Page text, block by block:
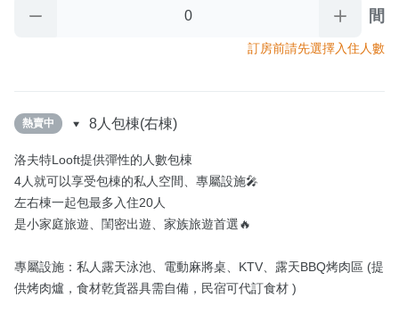
間
訂房前請先選擇入住人數
熱賣中 8人包棟(右棟)
洛夫特Looft提供彈性的人數包棟
4人就可以享受包棟的私人空間、專屬設施🎤
左右棟一起包最多入住20人
是小家庭旅遊、閨密出遊、家族旅遊首選🔥
專屬設施：私人露天泳池、電動麻將桌、KTV、露天BBQ烤肉區 (提
供烤肉爐，食材乾貨器具需自備，民宿可代訂食材 )